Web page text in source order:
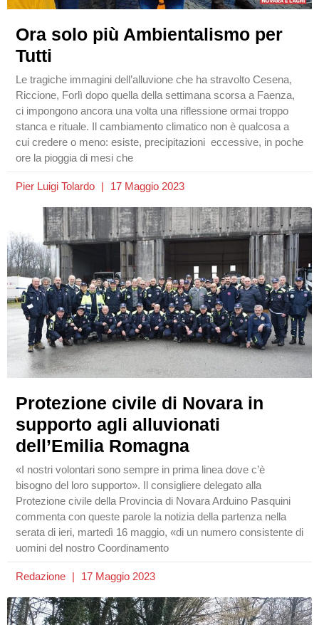
Ora solo più Ambientalismo per
Tutti
Le tragiche immagini dell’alluvione che ha stravolto Cesena,
Riccione, Forlì dopo quella della settimana scorsa a Faenza,
ci impongono ancora una volta una riflessione ormai troppo
stanca e rituale. Il cambiamento climatico non è qualcosa a
cui credere o meno: esiste, precipitazioni eccessive, in poche
ore la pioggia di mesi che
Pier Luigi Tolardo 17 Maggio 2023
Protezione civile di Novara in
supporto agli alluvionati
dell’Emilia Romagna
«I nostri volontari sono sempre in prima linea dove c’è
bisogno del loro supporto». Il consigliere delegato alla
Protezione civile della Provincia di Novara Arduino Pasquini
commenta con queste parole la notizia della partenza nella
serata di ieri, martedì 16 maggio, «di un numero consistente di
uomini del nostro Coordinamento
Redazione 17 Maggio 2023